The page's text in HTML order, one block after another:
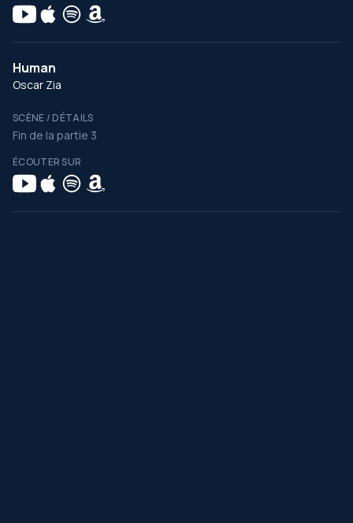
Human
Oscar Zia
SCÈNE / DÉTAILS
Fin de la partie 3
ÉCOUTER SUR